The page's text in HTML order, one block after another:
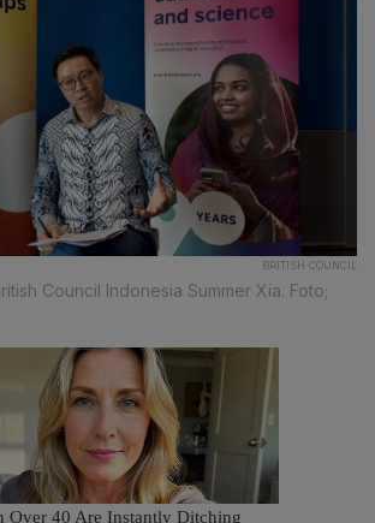
BRITISH COUNCIL
Council Indonesia Summer Xia. Foto;